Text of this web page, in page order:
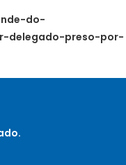
do-
delegado-preso-por-